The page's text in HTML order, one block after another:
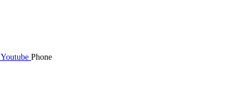
Youtube Phone